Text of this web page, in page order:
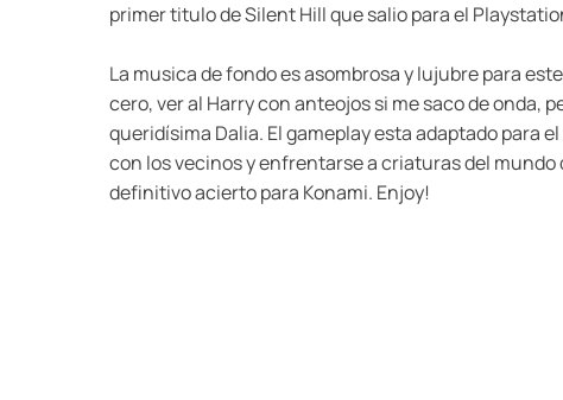
primer titulo de Silent Hill que salio para el
La musica de fondo es asombrosa y lujubre para
cero, ver al Harry con anteojos si me saco de onda,
queridísima Dalia. El gameplay esta adaptado para
con los vecinos y enfrentarse a criaturas del
definitivo acierto para Konami. Enjoy!